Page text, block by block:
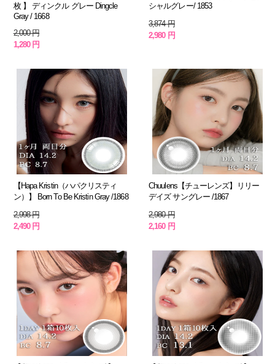
枚 】 ディンクル グレー Dingcle
Gray / 1668
2,000 円
1,280 円
シャルグレー/ 1853
3,874 円
2,980 円
【Hapa Kristin（ハパクリスティ
ン）】 Born To Be Kristin Gray /1868
2,998 円
2,490 円
Chuulens【チューレンズ】リリー
デイズ サングレー /1867
2,980 円
2,160 円